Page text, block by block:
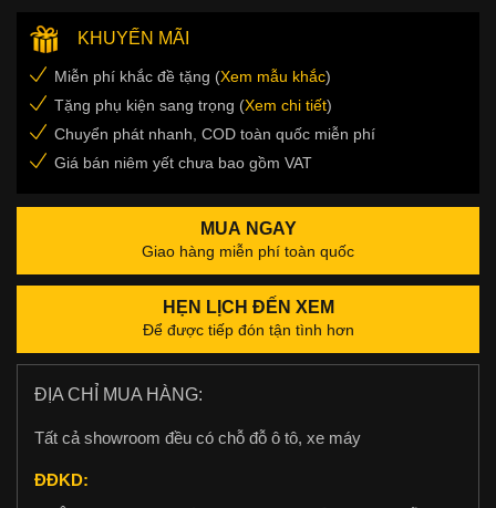
KHUYẾN MÃI
Miễn phí khắc đề tặng (Xem mẫu khắc)
Tặng phụ kiện sang trọng (Xem chi tiết)
Chuyển phát nhanh, COD toàn quốc miễn phí
Giá bán niêm yết chưa bao gồm VAT
MUA NGAY
Giao hàng miễn phí toàn quốc
HẸN LỊCH ĐẾN XEM
Để được tiếp đón tận tình hơn
ĐỊA CHỈ MUA HÀNG:
Tất cả showroom đều có chỗ đỗ ô tô, xe máy
ĐĐKD: